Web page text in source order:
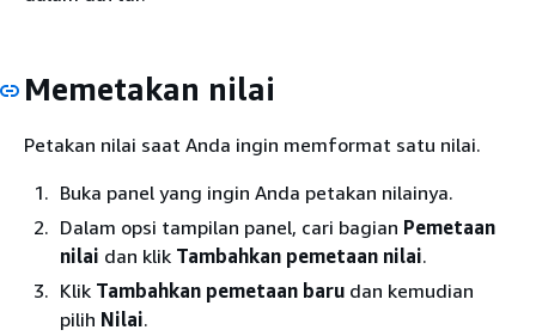
Memetakan nilai
Petakan nilai saat Anda ingin memformat satu nilai.
Buka panel yang ingin Anda petakan nilainya.
Dalam opsi tampilan panel, cari bagian Pemetaan
nilai dan klik Tambahkan pemetaan nilai.
Klik Tambahkan pemetaan baru dan kemudian
pilih Nilai.